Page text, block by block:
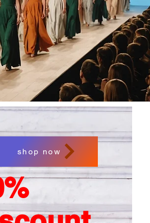
shop now